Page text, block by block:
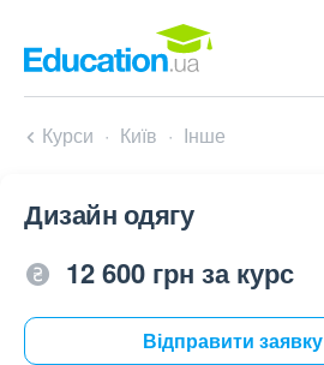
Курси Київ Інше
Дизайн одягу
12 600 грн за курс
Відправити заявку